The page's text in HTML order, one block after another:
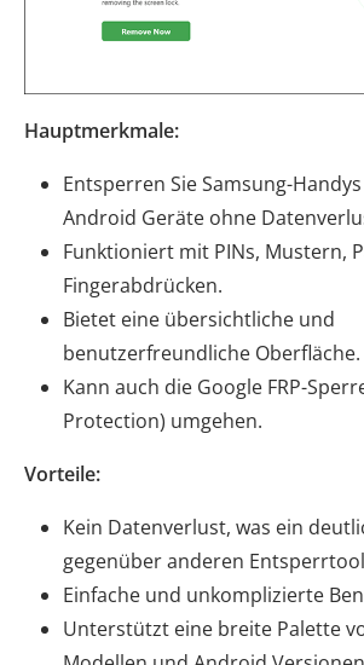
Hauptmerkmale:
Entsperren Sie Samsung-
Android Geräte ohne
Funktioniert mit PINs, Mustern,
Fingerabdrücken.
Bietet eine übersichtliche und
benutzerfreundliche Oberfläche.
Kann auch die Google FRP-
Protection) umgehen.
Vorteile:
Kein Datenverlust, was ein
gegenüber anderen
Einfache und unkomplizierte
Unterstützt eine breite Palette